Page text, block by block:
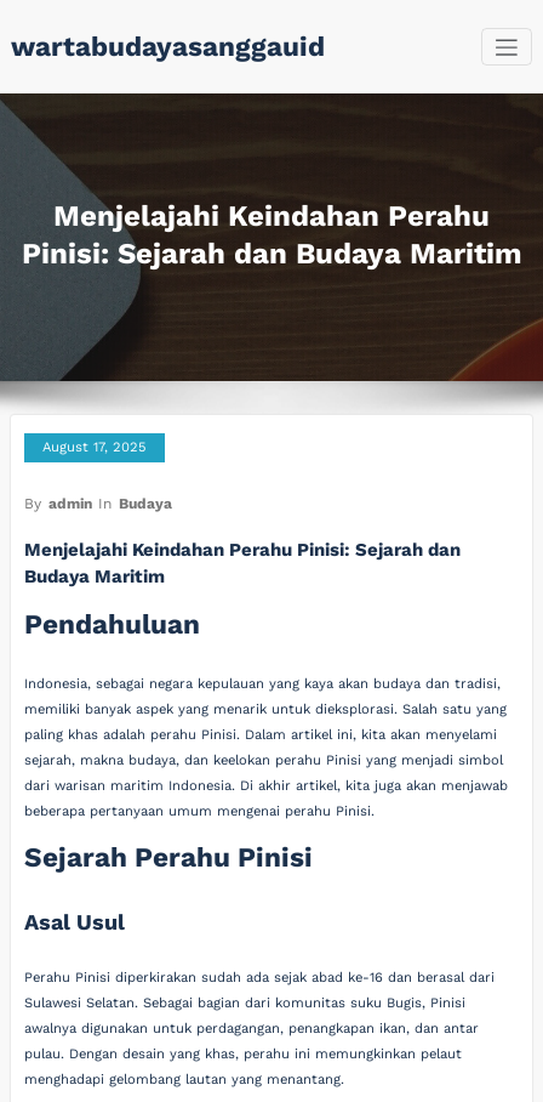
towartabudayasanggauid
Menjelajahi Keindahan Perahu
Pinisi: Sejarah dan Budaya Maritim
August 17, 2025
By admin In Budaya
Menjelajahi Keindahan Perahu Pinisi: Sejarah dan
Budaya Maritim
Pendahuluan
Indonesia, sebagai negara kepulauan yang kaya akan budaya dan tradisi,
memiliki banyak aspek yang menarik untuk dieksplorasi. Salah satu yang
paling khas adalah perahu Pinisi. Dalam artikel ini, kita akan menyelami
sejarah, makna budaya, dan keelokan perahu Pinisi yang menjadi simbol
dari warisan maritim Indonesia. Di akhir artikel, kita juga akan menjawab
beberapa pertanyaan umum mengenai perahu Pinisi.
Sejarah Perahu Pinisi
Asal Usul
Perahu Pinisi diperkirakan sudah ada sejak abad ke-16 dan berasal dari
Sulawesi Selatan. Sebagai bagian dari komunitas suku Bugis, Pinisi
awalnya digunakan untuk perdagangan, penangkapan ikan, dan antar
pulau. Dengan desain yang khas, perahu ini memungkinkan pelaut
menghadapi gelombang lautan yang menantang.